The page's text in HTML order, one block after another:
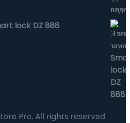
lock DZ 888
Pro. All rights reserved